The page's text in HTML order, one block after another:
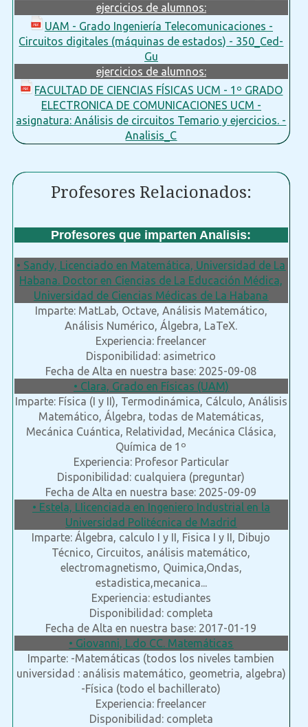
ejercicios de alumnos:
UAM - Grado Ingeniería Telecomunicaciones -
Circuitos digitales (máquinas de estados) - 350_Ced-
Gu
ejercicios de alumnos:
FACULTAD DE CIENCIAS FÍSICAS UCM - 1º GRADO
ELECTRONICA DE COMUNICACIONES UCM -
asignatura: Análisis de circuitos Temario y ejercicios. -
Analisis_C
Profesores Relacionados:
Profesores que imparten Analisis:
• Sandy, Licenciado en Matemática, Universidad de La
Habana. Doctor en Ciencias de La Educación Médica,
Universidad de Ciencias Médicas de La Habana
Imparte: MatLab, Octave, Análisis Matemático,
Análisis Numérico, Álgebra, LaTeX.
Experiencia: freelancer
Disponibilidad: asimetrico
Fecha de Alta en nuestra base: 2025-09-08
• Clara, Grado en Físicas (UAM)
Imparte: Física (I y II), Termodinámica, Cálculo, Análisis
Matemático, Álgebra, todas de Matemáticas,
Mecánica Cuántica, Relatividad, Mecánica Clásica,
Química de 1º
Experiencia: Profesor Particular
Disponibilidad: cualquiera (preguntar)
Fecha de Alta en nuestra base: 2025-09-09
• Estela, LIicenciada en Ingeniero Industrial en la
Universidad Politécnica de Madrid
Imparte: Álgebra, calculo I y II, Fisica I y II, Dibujo
Técnico, Circuitos, análisis matemático,
electromagnetismo, Quimica,Ondas,
estadistica,mecanica...
Experiencia: estudiantes
Disponibilidad: completa
Fecha de Alta en nuestra base: 2017-01-19
• Giovanni, L.do CC. Matemáticas
Imparte: -Matemáticas (todos los niveles tambien
universidad : análisis matemático, geometria, algebra)
-Física (todo el bachillerato)
Experiencia: freelancer
Disponibilidad: completa